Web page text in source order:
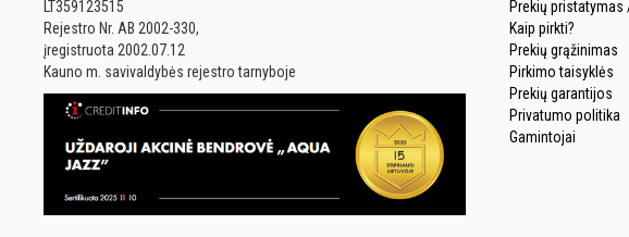
LT359123515
Rejestro Nr. AB 2002-330,
įregistruota 2002.07.12
Kauno m. savivaldybės rejestro tarnyboje
Prekių
Kaip pirkti?
Prekių grąžinimas
Pirkimo taisyklės
Prekių garantijos
Privatumo politika
Gamintojai